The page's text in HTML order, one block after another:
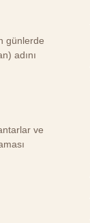
günlerde
adını
ve